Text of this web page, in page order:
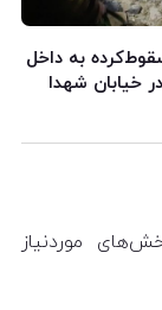
به داخل
خیابان شهدا
موردنیاز